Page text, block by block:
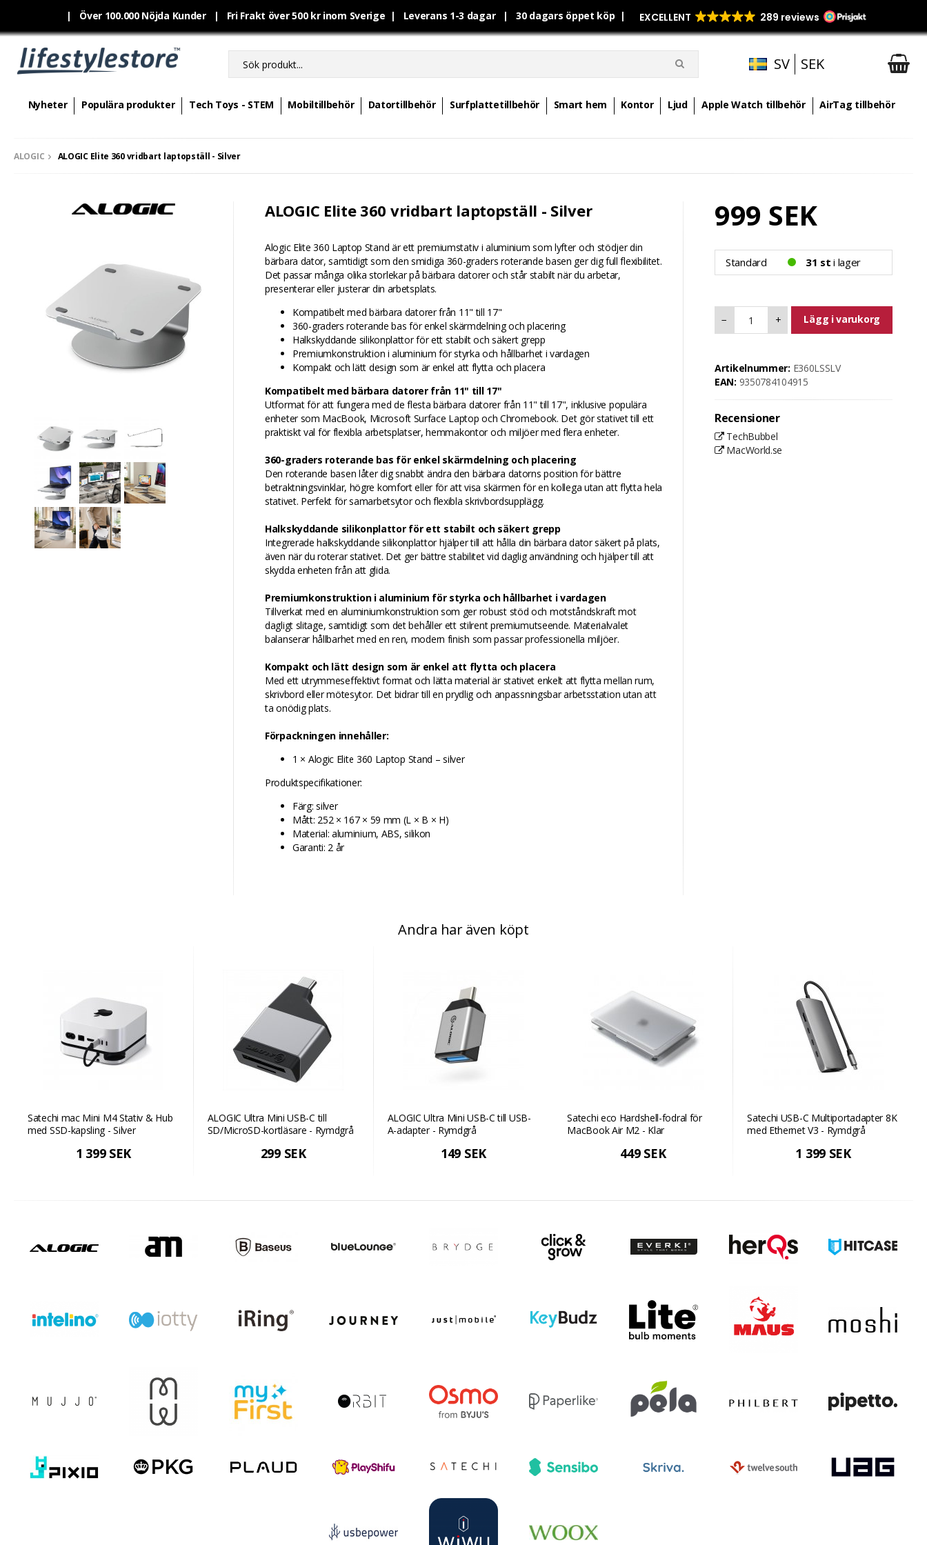
| Över 100.000 Nöjda Kunder | Fri Frakt över 500 kr inom Sverige | Leverans 1-3 dagar | 30 dagars öppet köp |
SV SEK
Nyheter Populära produkter Tech Toys - STEM Mobiltillbehör Datortillbehör Surfplattetillbehör Smart hem Kontor Ljud Apple Watch tillbehör AirTag tillbehör
ALOGIC ALOGIC Elite 360 vridbart laptopställ - Silver
ALOGIC Elite 360 vridbart laptopställ - Silver
Alogic Elite 360 Laptop Stand är ett premiumstativ i aluminium som lyfter och stödjer din
bärbara dator, samtidigt som den smidiga 360-graders roterande basen ger dig full flexibilitet.
Det passar många olika storlekar på bärbara datorer och står stabilt när du arbetar,
presenterar eller justerar din arbetsplats.
Kompatibelt med bärbara datorer från 11" till 17"
360-graders roterande bas för enkel skärmdelning och placering
Halkskyddande silikonplattor för ett stabilt och säkert grepp
Premiumkonstruktion i aluminium för styrka och hållbarhet i vardagen
Kompakt och lätt design som är enkel att flytta och placera
Kompatibelt med bärbara datorer från 11" till 17"
Utformat för att fungera med de flesta bärbara datorer från 11" till 17", inklusive populära
enheter som MacBook, Microsoft Surface Laptop och Chromebook. Det gör stativet till ett
praktiskt val för flexibla arbetsplatser, hemmakontor och miljöer med flera enheter.
360-graders roterande bas för enkel skärmdelning och placering
Den roterande basen låter dig snabbt ändra den bärbara datorns position för bättre
betraktningsvinklar, högre komfort eller för att visa skärmen för en kollega utan att flytta hela
stativet. Perfekt för samarbetsytor och flexibla skrivbordsupplägg.
Halkskyddande silikonplattor för ett stabilt och säkert grepp
Integrerade halkskyddande silikonplattor hjälper till att hålla din bärbara dator säkert på plats,
även när du roterar stativet. Det ger bättre stabilitet vid daglig användning och hjälper till att
skydda enheten från att glida.
Premiumkonstruktion i aluminium för styrka och hållbarhet i vardagen
Tillverkat med en aluminiumkonstruktion som ger robust stöd och motståndskraft mot
dagligt slitage, samtidigt som det behåller ett stilrent premiumutseende. Materialvalet
balanserar hållbarhet med en ren, modern finish som passar professionella miljöer.
Kompakt och lätt design som är enkel att flytta och placera
Med ett utrymmeseffektivt format och lätta material är stativet enkelt att flytta mellan rum,
skrivbord eller mötesytor. Det bidrar till en prydlig och anpassningsbar arbetsstation utan att
ta onödig plats.
Förpackningen innehåller:
1 × Alogic Elite 360 Laptop Stand – silver
Produktspecifikationer:
Färg: silver
Mått: 252 × 167 × 59 mm (L × B × H)
Material: aluminium, ABS, silikon
Garanti: 2 år
999 SEK
Standard 31 st i lager
− + Lägg i varukorg
Artikelnummer: E360LSSLV
EAN: 9350784104915
Recensioner
TechBubbel
MacWorld.se
Andra har även köpt
Satechi mac Mini M4 Stativ & Hub
med SSD-kapsling - Silver
1 399 SEK
ALOGIC Ultra Mini USB-C till
SD/MicroSD-kortläsare - Rymdgrå
299 SEK
ALOGIC Ultra Mini USB-C till USB-
A-adapter - Rymdgrå
149 SEK
Satechi eco Hardshell-fodral för
MacBook Air M2 - Klar
449 SEK
Satechi USB-C Multiportadapter 8K
med Ethernet V3 - Rymdgrå
1 399 SEK